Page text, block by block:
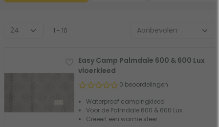
1 - 10
Easy Camp Palmdale 600 & 600 Lux
vloerkleed
0 beoordelingen
Waterproof campingkleed
Voor de Palmdale 600 & 600 Lux
Creëert een warme sfeer